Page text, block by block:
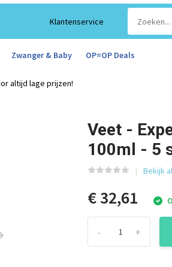
Klantenservice
Zwanger & Baby OP=OP Deals
altijd lage prijzen!
Veet -
100ml - 5
Bekijk
€ 32,61
+
-